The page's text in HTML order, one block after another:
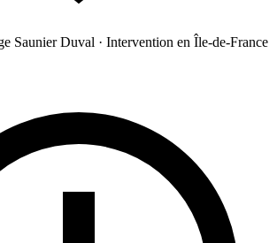
Saunier Duval · Intervention en Île-de-France